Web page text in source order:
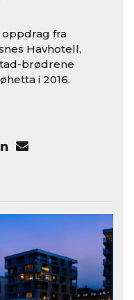
oppdrag fra
Havhotell,
brødrene
i 2016.